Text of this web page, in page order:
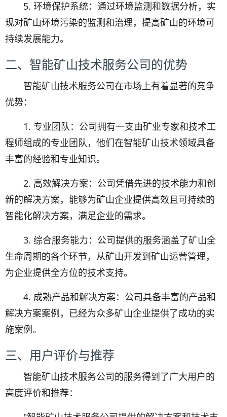
5. 环境保护系统：通过环境监测和数据分析，实
现对矿山环境污染的监测和治理，提高矿山的环境可
持续发展能力。
二、智能矿山技术服务公司的优势
智能矿山技术服务公司在市场上有着显著的竞争
优势：
1. 专业团队：公司拥有一支由矿业专家和技术工
程师组成的专业团队，他们在智能矿山技术领域具备
丰富的经验和专业知识。
2. 高效解决方案：公司凭借先进的技术能力和创
新的解决方案，能够为矿山企业提供高效且可持续的
智能化解决方案，满足企业的需求。
3. 综合服务能力：公司提供的服务涵盖了矿山全
生命周期的各个环节，从矿山开发到矿山运营管理，
为企业提供全方位的技术支持。
4. 成熟产品和解决方案：公司具备丰富的产品和
解决方案案例，已经为众多矿山企业提供了成功的实
施案例。
三、用户评价与推荐
智能矿山技术服务公司的服务得到了广大用户的
高度评价和推荐：